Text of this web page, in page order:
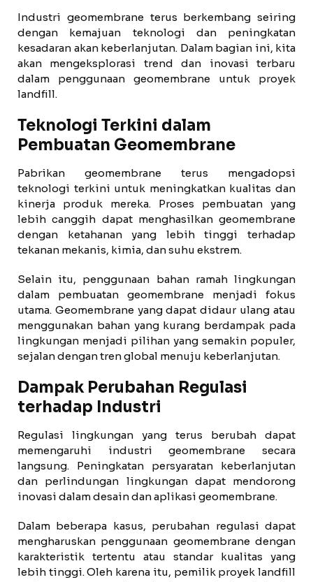
Industri geomembrane terus berkembang seiring
dengan kemajuan teknologi dan peningkatan
kesadaran akan keberlanjutan. Dalam bagian ini, kita
akan mengeksplorasi trend dan inovasi terbaru
dalam penggunaan geomembrane untuk proyek
landfill.
Teknologi Terkini dalam
Pembuatan Geomembrane
Pabrikan geomembrane terus mengadopsi
teknologi terkini untuk meningkatkan kualitas dan
kinerja produk mereka. Proses pembuatan yang
lebih canggih dapat menghasilkan geomembrane
dengan ketahanan yang lebih tinggi terhadap
tekanan mekanis, kimia, dan suhu ekstrem.
Selain itu, penggunaan bahan ramah lingkungan
dalam pembuatan geomembrane menjadi fokus
utama. Geomembrane yang dapat didaur ulang atau
menggunakan bahan yang kurang berdampak pada
lingkungan menjadi pilihan yang semakin populer,
sejalan dengan tren global menuju keberlanjutan.
Dampak Perubahan Regulasi
terhadap Industri
Regulasi lingkungan yang terus berubah dapat
memengaruhi industri geomembrane secara
langsung. Peningkatan persyaratan keberlanjutan
dan perlindungan lingkungan dapat mendorong
inovasi dalam desain dan aplikasi geomembrane.
Dalam beberapa kasus, perubahan regulasi dapat
mengharuskan penggunaan geomembrane dengan
karakteristik tertentu atau standar kualitas yang
lebih tinggi. Oleh karena itu, pemilik proyek landfill